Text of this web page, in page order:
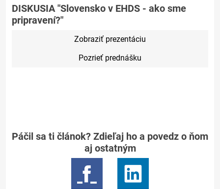
DISKUSIA "Slovensko v EHDS - ako sme
pripravení?"
Zobraziť prezentáciu
Pozrieť prednášku
Páčil sa ti článok? Zdieľaj ho a povedz o ňom
aj ostatným